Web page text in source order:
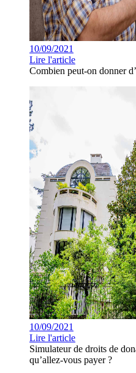
10/09/2021
Lire l'article
Combien peut-on donner
10/09/2021
Lire l'article
Simulateur de droits de
qu’allez-vous payer ?